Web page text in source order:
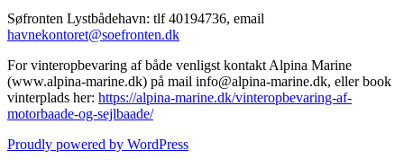
Søfronten Lystbådehavn: tlf 40194736, email
havnekontoret@soefronten.dk
For vinteropbevaring af både venligst kontakt Alpina Marine
(www.alpina-marine.dk) på mail info@alpina-marine.dk, eller book
vinterplads her: https://alpina-marine.dk/vinteropbevaring-af-
motorbaade-og-sejlbaade/
At
Proudly powered by WordPress